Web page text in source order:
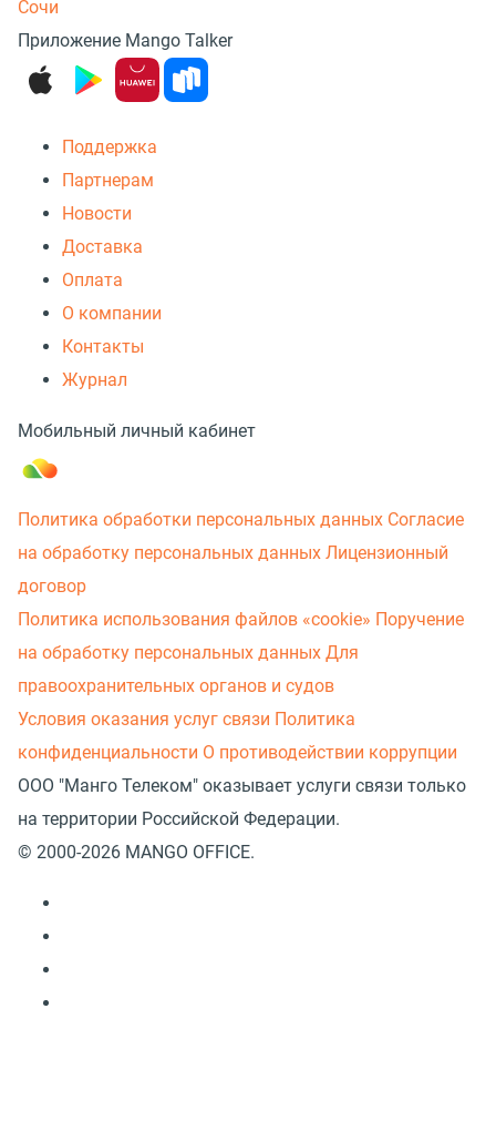
Сочи
Приложение Mango Talker
Поддержка
Партнерам
Новости
Доставка
Оплата
О компании
Контакты
Журнал
Мобильный личный кабинет
Политика обработки персональных данных Согласие
на обработку персональных данных Лицензионный
договор
Политика использования файлов «cookie» Поручение
на обработку персональных данных Для
правоохранительных органов и судов
Условия оказания услуг связи Политика
конфиденциальности О противодействии коррупции
ООО "Манго Телеком" оказывает услуги связи только
на территории Российской Федерации.
© 2000-2026 MANGO OFFICE.